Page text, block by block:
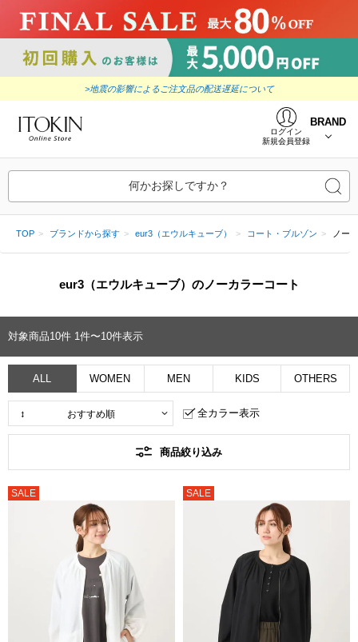
>地震の影響によるご注文品の配送遅延について
ログイン
新規会員登録
BRAND
何かお探しですか？
TOP ブランドから探す eur3（エウルキューブ） コート・ブルゾン ノー
eur3（エウルキューブ）のノーカラーコート
対象商品10件 1件〜10件表示
ALL WOMEN MEN KIDS OTHERS
全カラー表示
商品絞り込み
SALE SALE